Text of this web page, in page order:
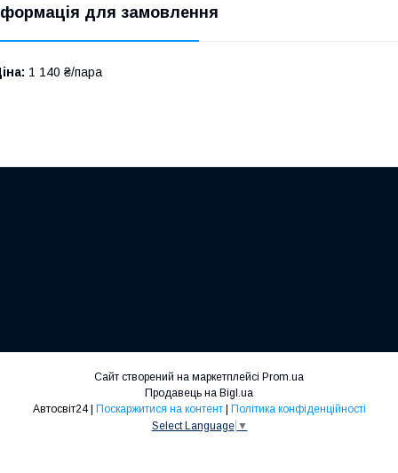
для замовлення
1 140 ₴/пара
Сайт створений на маркетплейсі Prom.ua
Продавець на Bigl.ua
Автосвіт24 | Поскаржитися на контент | Політика конфіденційності
Select Language ▼